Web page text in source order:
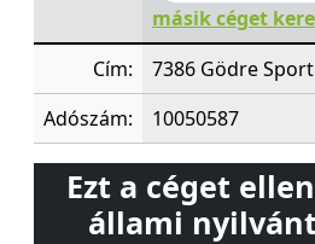
másik céget
Cím:
7386 Gödre
Adószám:
10050587
Ezt a céget
állami